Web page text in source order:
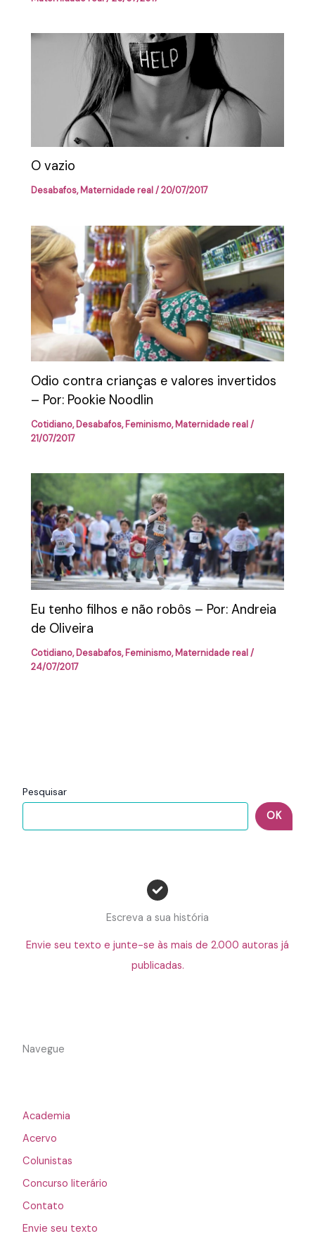
Pesquisar
OK
Escreva a sua história
Envie seu texto e junte-se às mais de 2.000 autoras já
publicadas.
Navegue
Academia
Acervo
Colunistas
Concurso literário
Contato
Envie seu texto
O vazio
Desabafos,Maternidade real/20/07/2017
Odio contra crianças e valores invertidos
– Por: Pookie Noodlin
Cotidiano,Desabafos,Feminismo,Maternidade real/
21/07/2017
Eu tenho filhos e não robôs – Por: Andreia
de Oliveira
Cotidiano,Desabafos,Feminismo,Maternidade real/
24/07/2017